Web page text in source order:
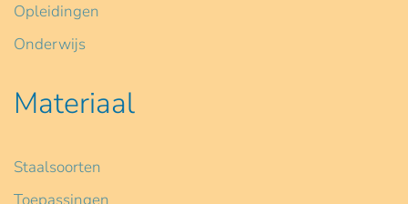
Opleidingen
Onderwijs
Materiaal
Staalsoorten
Toepassingen